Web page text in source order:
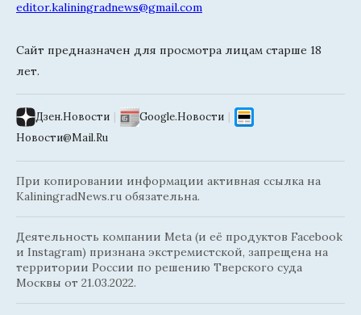
editor.kaliningradnews@gmail.com
Сайт предназначен для просмотра лицам старше 18
лет.
Дзен.Новости | Google.Новости |
Новости@Mail.Ru
При копировании информации активная ссылка на
KaliningradNews.ru обязательна.
Деятельность компании Meta (и её продуктов Facebook
и Instagram) признана экстремистской, запрещена на
территории России по решению Тверского суда
Москвы от 21.03.2022.